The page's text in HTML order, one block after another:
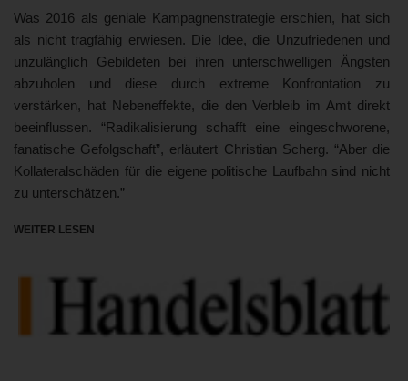
Was 2016 als geniale Kampagnenstrategie erschien, hat sich
als nicht tragfähig erwiesen. Die Idee, die Unzufriedenen und
unzulänglich Gebildeten bei ihren unterschwelligen Ängsten
abzuholen und diese durch extreme Konfrontation zu
verstärken, hat Nebeneffekte, die den Verbleib im Amt direkt
beeinflussen. “Radikalisierung schafft eine eingeschworene,
fanatische Gefolgschaft”, erläutert Christian Scherg. “Aber die
Kollateralschäden für die eigene politische Laufbahn sind nicht
zu unterschätzen.”
WEITER LESEN